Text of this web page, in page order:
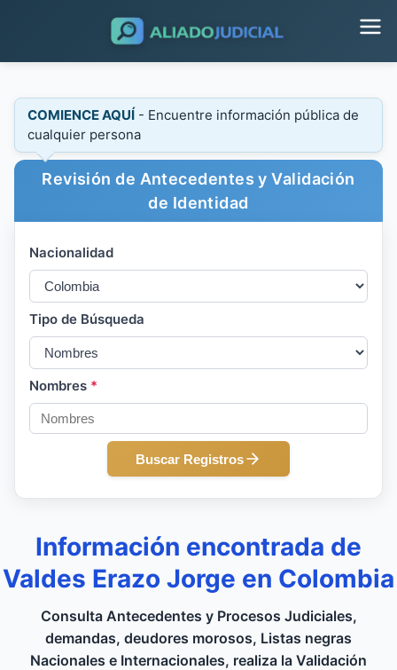
COMIENCE AQUÍ - Encuentre información pública de
cualquier persona
Revisión de Antecedentes y Validación
de Identidad
Nacionalidad
Tipo de Búsqueda
Nombres *
Buscar Registros
Información encontrada de
Valdes Erazo Jorge en Colombia
Consulta Antecedentes y Procesos Judiciales,
demandas, deudores morosos, Listas negras
Nacionales e Internacionales, realiza la Validación